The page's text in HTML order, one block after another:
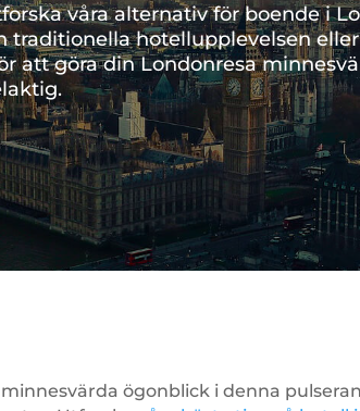
våra alternativ för boende i
hotellupplevelsen
att göra din Londonresa
ögonblick i denna